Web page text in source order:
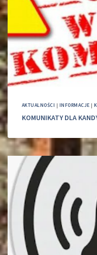
AKTUALNOŚCI | INFORMACJE |
KOMUNIKATY DLA